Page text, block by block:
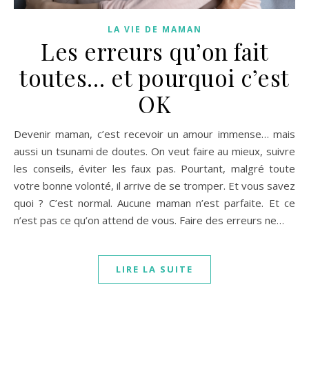
LA VIE DE MAMAN
Les erreurs qu’on fait
toutes… et pourquoi c’est
OK
Devenir maman, c’est recevoir un amour immense… mais
aussi un tsunami de doutes. On veut faire au mieux, suivre
les conseils, éviter les faux pas. Pourtant, malgré toute
votre bonne volonté, il arrive de se tromper. Et vous savez
quoi ? C’est normal. Aucune maman n’est parfaite. Et ce
n’est pas ce qu’on attend de vous. Faire des erreurs ne…
LIRE LA SUITE